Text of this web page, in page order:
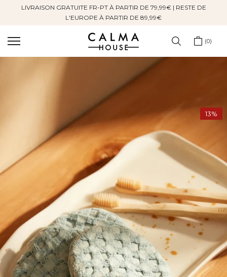
SauterLIVRAISON GRATUITE FR-PT À PARTIR DE 79,99€ | RESTE DE
L'EUROPE À PARTIR DE 89,99€
0
13%